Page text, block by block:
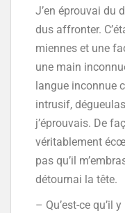
J’en éprouvai du
dus affronter.
miennes et une
une main
langue inconnue
intrusif,
j’éprouvais. De
véritablement
pas qu’il
détournai la tête.
– Qu’est-ce qu’il y